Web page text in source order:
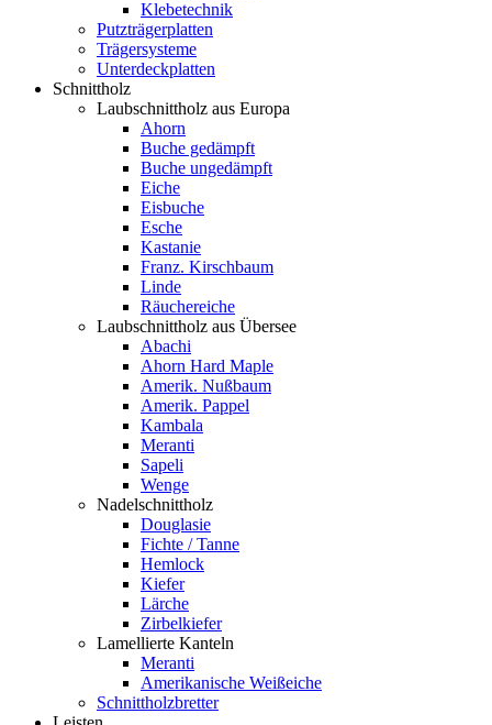
Klebetechnik
Putzträgerplatten
Trägersysteme
Unterdeckplatten
Schnittholz
Laubschnittholz aus Europa
Ahorn
Buche gedämpft
Buche ungedämpft
Eiche
Eisbuche
Esche
Kastanie
Franz. Kirschbaum
Linde
Räuchereiche
Laubschnittholz aus Übersee
Abachi
Ahorn Hard Maple
Amerik. Nußbaum
Amerik. Pappel
Kambala
Meranti
Sapeli
Wenge
Nadelschnittholz
Douglasie
Fichte / Tanne
Hemlock
Kiefer
Lärche
Zirbelkiefer
Lamellierte Kanteln
Meranti
Amerikanische Weißeiche
Schnittholzbretter